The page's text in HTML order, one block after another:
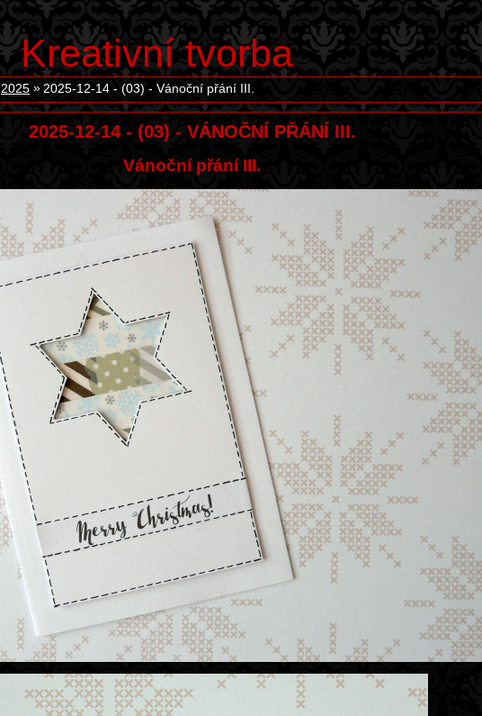
Kreativní tvorba
2025 2025-12-14 - (03) - Vánoční přání III.
2025-12-14 - (03) - VÁNOČNÍ PŘÁNÍ III.
Vánoční přání III.